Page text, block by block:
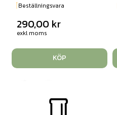
Beställningsvara
290,00 kr
exkl moms
KÖP